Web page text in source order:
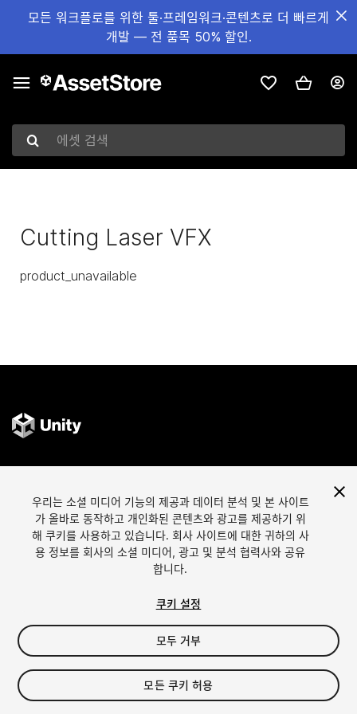
모든 워크플로를 위한 툴·프레임워크·콘텐츠로 더 빠르게
개발 — 전 품목 50% 할인.
에셋 검색
Cutting Laser VFX
product_unavailable
English
简体中文
한국어
Sell Assets
에셋 등록 가이드라인
에셋 스토어 툴
퍼블리셔 로그인
탐색하기
가장 인기있는 에셋
인기 무료 에셋
어필리에이트 프로그램
멤버십
링크 생성기
우리는 소셜 미디어 기능의 제공과 데이터 분석 및 본 사이트
가 올바로 동작하고 개인화된 콘텐츠와 광고를 제공하기 위
해 쿠키를 사용하고 있습니다. 회사 사이트에 대한 귀하의 사
용 정보를 회사의 소셜 미디어, 광고 및 분석 협력사와 공유
합니다.
쿠키 설정
모두 거부
모든 쿠키 허용